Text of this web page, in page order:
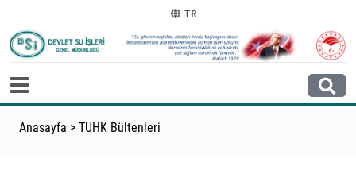
TR
Anasayfa > TUHK Bültenleri